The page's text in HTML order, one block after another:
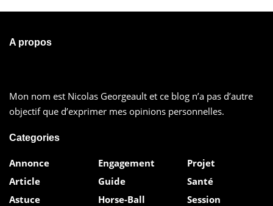
A propos
Mon nom est Nicolas Georgeault et ce blog n’a pas d’autre
objectif que d’exprimer mes opinions personnelles.
Categories
Annonce
Article
Astuce
Engagement
Guide
Horse-Ball
Projet
Santé
Session